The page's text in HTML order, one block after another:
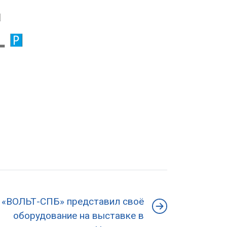
«ВОЛЬТ-СПБ» представил своё
оборудование на выставке в